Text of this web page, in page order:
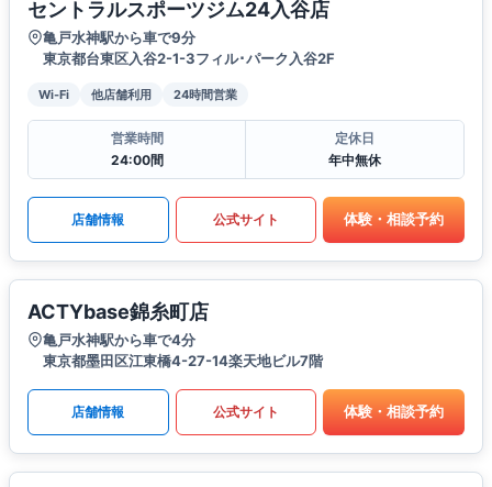
セントラルスポーツジム24入谷店
亀戸水神駅から車で9分
東京都台東区入谷2-1-3フィル･パーク入谷2F
Wi-Fi 他店舗利用 24時間営業
営業時間
24:00間
定休日
年中無休
店舗情報 公式サイト 体験・相談予約
ACTYbase錦糸町店
亀戸水神駅から車で4分
東京都墨田区江東橋4-27-14楽天地ビル7階
店舗情報 公式サイト 体験・相談予約